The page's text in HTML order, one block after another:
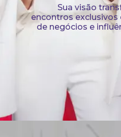
Sua visão
encontros
de negócios e